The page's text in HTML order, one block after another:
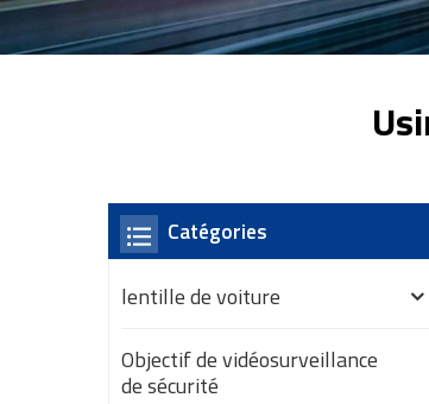
Catégories
lentille de voiture
Objectif de vidéosurveillance
de sécurité